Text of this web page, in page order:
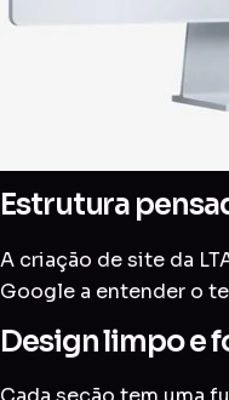
Estrutura
A criação de site da
Google a entender o
Design limpo e